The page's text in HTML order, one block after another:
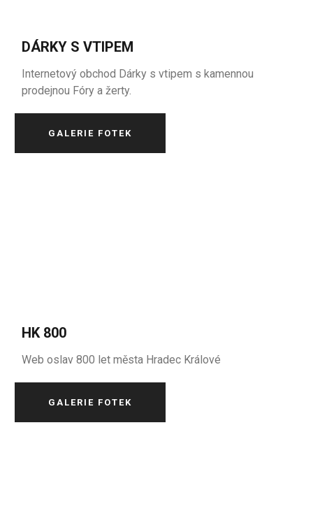
DÁRKY S VTIPEM
Internetový obchod Dárky s vtipem s kamennou
prodejnou Fóry a žerty.
GALERIE FOTEK
HK 800
Web oslav 800 let města Hradec Králové
GALERIE FOTEK